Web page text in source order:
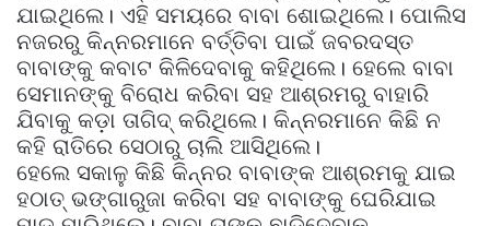
ଯାଇଥିଲେ। ଏହି ସମୟରେ ବାବା ଶୋଇଥିଲେ। ପୋଲିସ
ନଜରରୁ କିନ୍ନରମାନେ ବର୍ତ୍ତିବା ପାଇଁ ଜବରଦସ୍ତ
ବାବାଙ୍କୁ କବାଟ କିଳିଦେବାକୁ କହିଥିଲେ। ହେଲେ ବାବା
ସେମାନଙ୍କୁ ବିରୋଧ କରିବା ସହ ଆଶ୍ରମରୁ ବାହାରି
ଯିବାକୁ କଡ଼ା ତାଗିଦ୍‌ କରିଥିଲେ। କିନ୍ନରମାନେ କିଛି ନ
କହି ରାତିରେ ସେଠାରୁ ଚାଲି ଆସିଥିଲେ।
ହେଲେ ସକାଳୁ କିଛି କିନ୍ନର ବାବାଙ୍କ ଆଶ୍ରମକୁ ଯାଇ
ହଠାତ୍‌ ଭଙ୍ଗାରୁଜା କରିବା ସହ ବାବାଙ୍କୁ ଘେରିଯାଇ